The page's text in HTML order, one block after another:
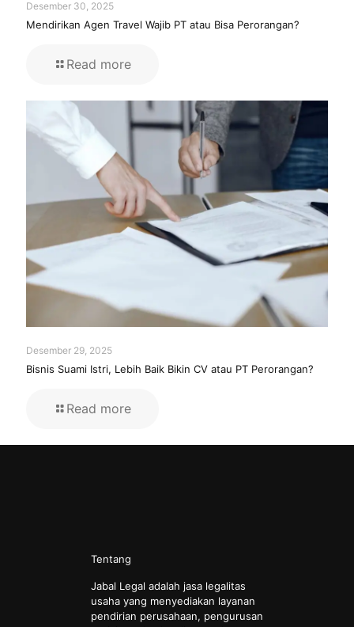
Desember 30, 2025
Mendirikan Agen Travel Wajib PT atau Bisa Perorangan?
Read more
Desember 29, 2025
Bisnis Suami Istri, Lebih Baik Bikin CV atau PT Perorangan?
Read more
Tentang
Jabal Legal adalah jasa legalitas
usaha yang menyediakan layanan
pendirian perusahaan, pengurusan